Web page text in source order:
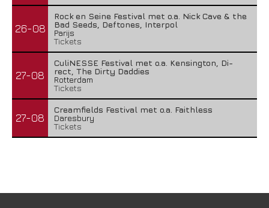
26-08
Rock en Seine Festival met o.a. Nick Cave & the
Bad Seeds, Deftones, Interpol
Parijs
Tickets
27-08
CuliNESSE Festival met o.a. Kensington, Di-
rect, The Dirty Daddies
Rotterdam
Tickets
27-08
Creamfields Festival met o.a. Faithless
Daresbury
Tickets